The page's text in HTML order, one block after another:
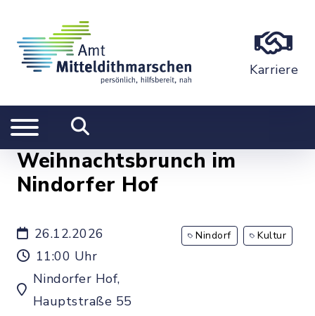
Karriere
Weihnachtsbrunch im
Nindorfer Hof
26.12.2026
11:00 Uhr
Nindorfer Hof,
Hauptstraße 55
Nindorf Kultur